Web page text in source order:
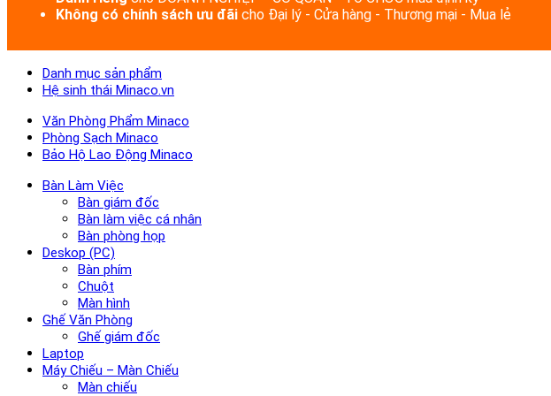
Không có chính sách ưu đãi cho Đại lý - Cửa hàng - Thương mại - Mua lẻ
Danh mục sản phẩm
Hệ sinh thái Minaco.vn
Văn Phòng Phẩm Minaco
Phòng Sạch Minaco
Bảo Hộ Lao Động Minaco
Bàn Làm Việc
Bàn giám đốc
Bàn làm việc cá nhân
Bàn phòng họp
Deskop (PC)
Bàn phím
Chuột
Màn hình
Ghế Văn Phòng
Ghế giám đốc
Laptop
Máy Chiếu – Màn Chiếu
Màn chiếu